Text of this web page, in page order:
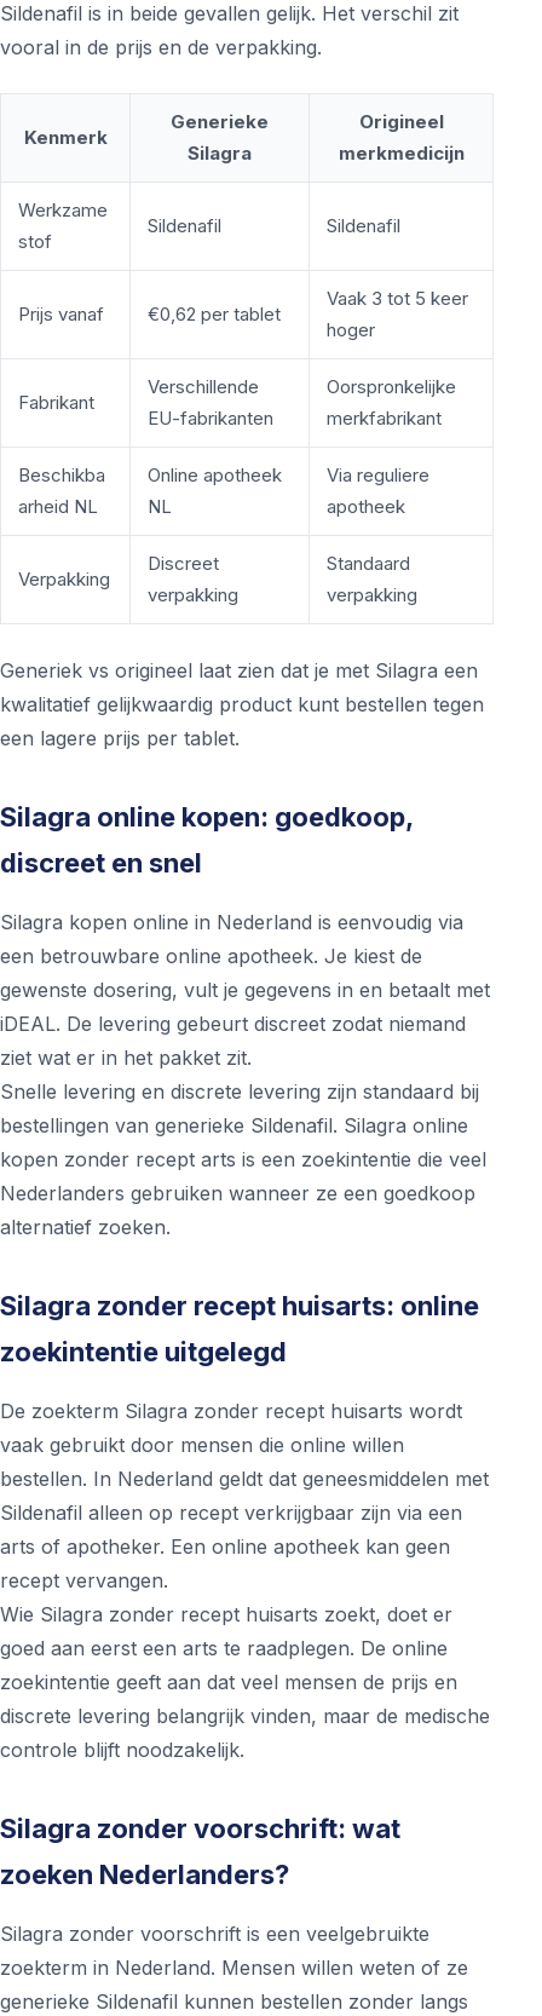
Sildenafil is in beide gevallen gelijk. Het verschil zit
vooral in de prijs en de verpakking.
Kenmerk
Generieke
Silagra
Origineel
merkmedicijn
Werkzame
stof
Sildenafil Sildenafil
Prijs vanaf €0,62 per tablet
Vaak 3 tot 5 keer
hoger
Fabrikant
Verschillende
EU-fabrikanten
Oorspronkelijke
merkfabrikant
Beschikba
arheid NL
Online apotheek
NL
Via reguliere
apotheek
Verpakking
Discreet
verpakking
Standaard
verpakking
Generiek vs origineel laat zien dat je met Silagra een
kwalitatief gelijkwaardig product kunt bestellen tegen
een lagere prijs per tablet.
Silagra online kopen: goedkoop,
discreet en snel
Silagra kopen online in Nederland is eenvoudig via
een betrouwbare online apotheek. Je kiest de
gewenste dosering, vult je gegevens in en betaalt met
iDEAL. De levering gebeurt discreet zodat niemand
ziet wat er in het pakket zit.
Snelle levering en discrete levering zijn standaard bij
bestellingen van generieke Sildenafil. Silagra online
kopen zonder recept arts is een zoekintentie die veel
Nederlanders gebruiken wanneer ze een goedkoop
alternatief zoeken.
Silagra zonder recept huisarts: online
zoekintentie uitgelegd
De zoekterm Silagra zonder recept huisarts wordt
vaak gebruikt door mensen die online willen
bestellen. In Nederland geldt dat geneesmiddelen met
Sildenafil alleen op recept verkrijgbaar zijn via een
arts of apotheker. Een online apotheek kan geen
recept vervangen.
Wie Silagra zonder recept huisarts zoekt, doet er
goed aan eerst een arts te raadplegen. De online
zoekintentie geeft aan dat veel mensen de prijs en
discrete levering belangrijk vinden, maar de medische
controle blijft noodzakelijk.
Silagra zonder voorschrift: wat
zoeken Nederlanders?
Silagra zonder voorschrift is een veelgebruikte
zoekterm in Nederland. Mensen willen weten of ze
generieke Sildenafil kunnen bestellen zonder langs